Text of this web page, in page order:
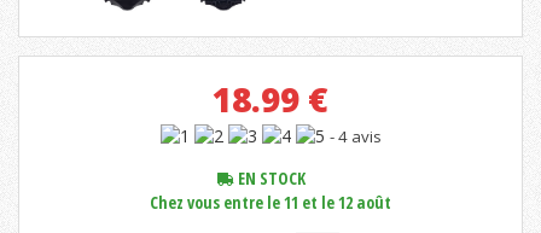
18.99 €
- 4 avis
EN STOCK
Chez vous entre le 11 et le 12 août